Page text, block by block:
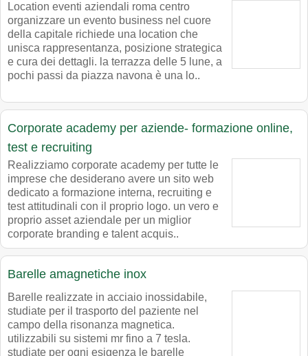
Location eventi aziendali roma centro
organizzare un evento business nel cuore
della capitale richiede una location che
unisca rappresentanza, posizione strategica
e cura dei dettagli. la terrazza delle 5 lune, a
pochi passi da piazza navona è una lo..
Corporate academy per aziende- formazione online,
test e recruiting
Realizziamo corporate academy per tutte le
imprese che desiderano avere un sito web
dedicato a formazione interna, recruiting e
test attitudinali con il proprio logo. un vero e
proprio asset aziendale per un miglior
corporate branding e talent acquis..
Barelle amagnetiche inox
Barelle realizzate in acciaio inossidabile,
studiate per il trasporto del paziente nel
campo della risonanza magnetica.
utilizzabili su sistemi mr fino a 7 tesla.
studiate per ogni esigenza le barelle